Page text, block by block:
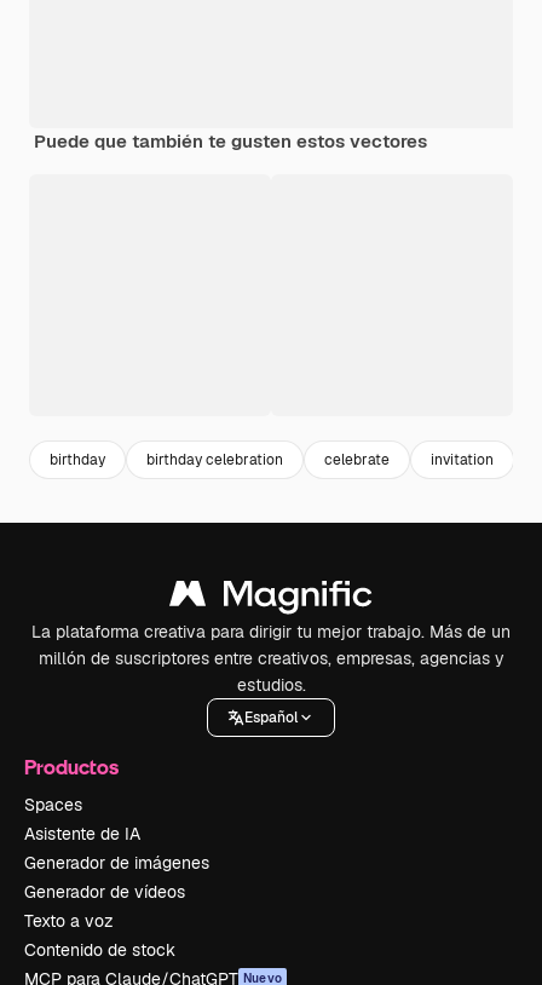
Puede que también te gusten estos vectores
birthday birthday celebration celebrate invitation
La plataforma creativa para dirigir tu mejor trabajo. Más de un
millón de suscriptores entre creativos, empresas, agencias y
estudios.
Español
Productos
Spaces
Asistente de IA
Generador de imágenes
Generador de vídeos
Texto a voz
Contenido de stock
MCP para Claude/ChatGPT Nuevo